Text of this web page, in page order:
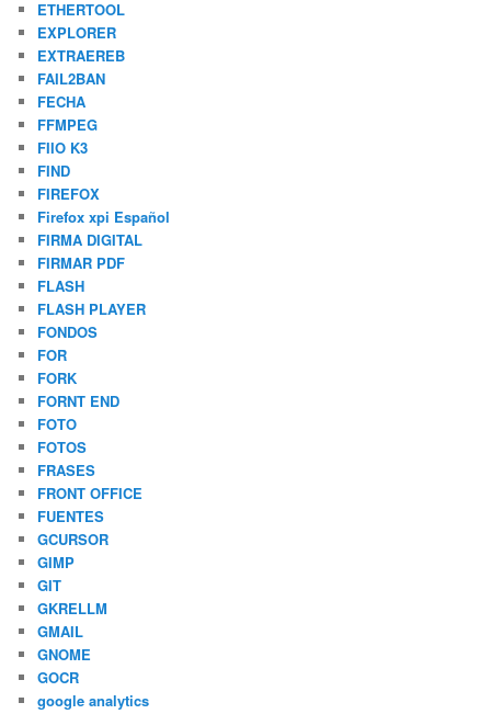
ETHERTOOL
EXPLORER
EXTRAEREB
FAIL2BAN
FECHA
FFMPEG
FIIO K3
FIND
FIREFOX
Firefox xpi Español
FIRMA DIGITAL
FIRMAR PDF
FLASH
FLASH PLAYER
FONDOS
FOR
FORK
FORNT END
FOTO
FOTOS
FRASES
FRONT OFFICE
FUENTES
GCURSOR
GIMP
GIT
GKRELLM
GMAIL
GNOME
GOCR
google analytics